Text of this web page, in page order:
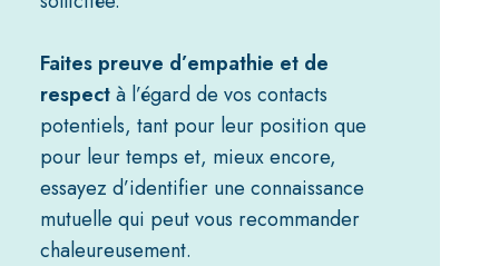
Faites preuve d’empathie et de
respectà l’égard de vos contacts
potentiels, tant pour leur position que
pour leur temps et, mieux encore,
essayez d’identifier une connaissance
mutuelle qui peut vous recommander
chaleureusement.